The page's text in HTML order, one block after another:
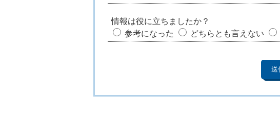
情報は役に立ちましたか？
参考になった
どちらとも言えない